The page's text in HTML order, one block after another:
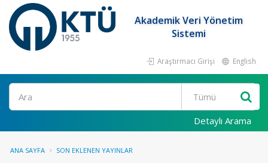
Akademik Veri Yönetim
Sistemi
Araştırmacı Girişi English
Ara
Detaylı Arama
ANA SAYFA SON EKLENEN YAYINLAR